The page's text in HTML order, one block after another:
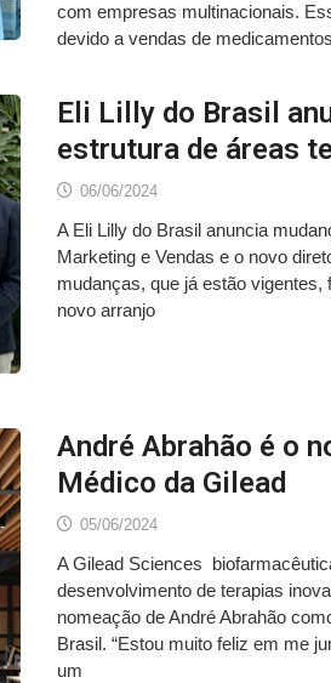
com empresas multinacionais.
devido a vendas de
Eli Lilly do Brasil
estrutura de áreas
06/06/2024
A Eli Lilly do Brasil anuncia
Marketing e Vendas e o novo
mudanças, que já estão vigentes,
novo arranjo
André Abrahão é o
Médico da Gilead
05/06/2024
A Gilead Sciences
desenvolvimento de terapias
nomeação de André Abrahão
Brasil. “Estou muito feliz em me
um